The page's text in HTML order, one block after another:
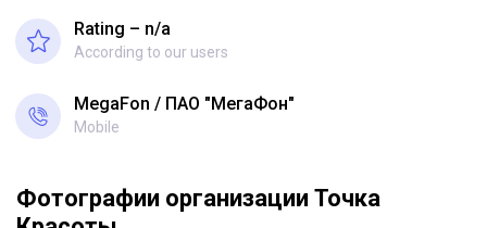
Rating – n/a
According to our users
MegaFon ПАО "МегаФон"
Mobile
Фотографии организации Точка